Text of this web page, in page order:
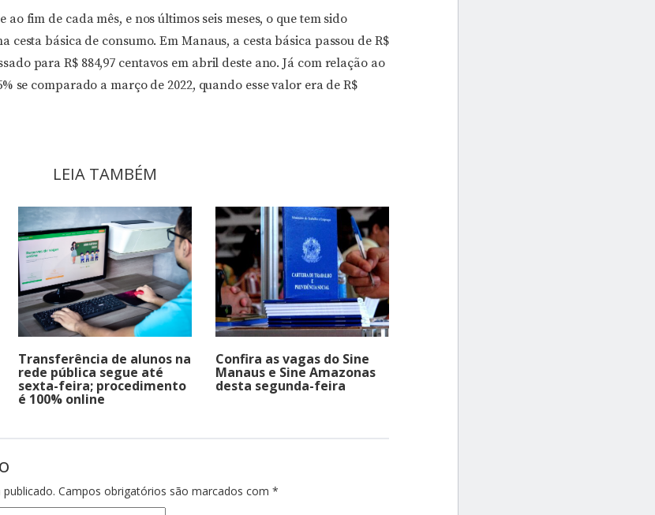
para
aumentar
ou
diminuir
ao fim de cada mês, e nos últimos seis meses, o que tem sido
cesta básica de consumo. Em Manaus, a cesta básica passou de R$
para R$ 884,97 centavos em abril deste ano. Já com relação ao
se comparado a março de 2022, quando esse valor era de R$
LEIA TAMBÉM
Transferência de alunos na
rede pública segue até
sexta-feira; procedimento
é 100% online
Confira as vagas do Sine
Manaus e Sine Amazonas
desta segunda-feira
Campos obrigatórios são marcados com *